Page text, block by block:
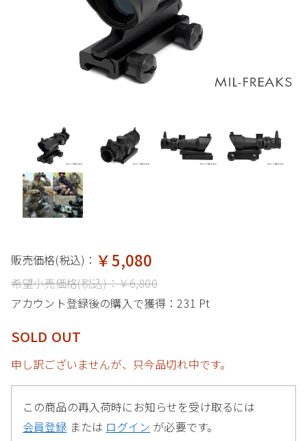
販売価格(税込)： ￥5,080
希望小売価格(税込)：￥6,800
アカウント登録後の購入で獲得：231 Pt
SOLD OUT
申し訳ございませんが、只今品切れ中です。
この商品の再入荷時にお知らせを受け取るには
会員登録 または ログイン が必要です。